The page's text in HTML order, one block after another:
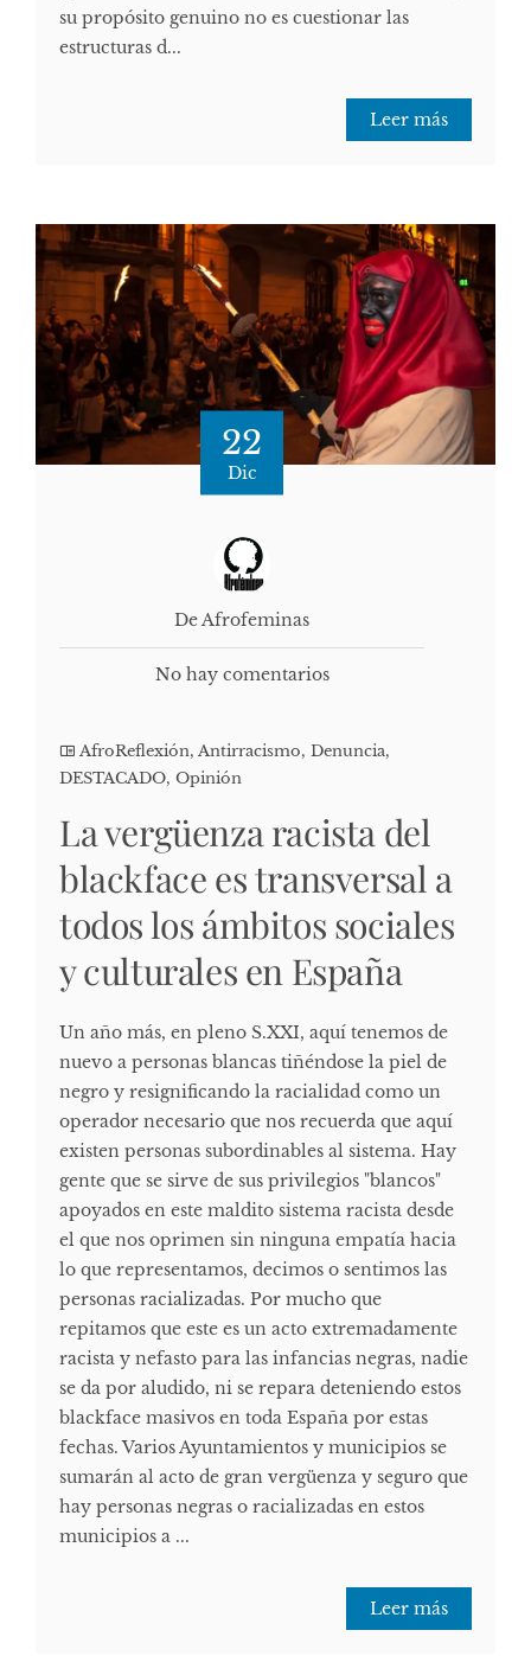
su propósito genuino no es cuestionar las
estructuras d...
Leer más
22
Dic
De Afrofeminas
No hay comentarios
AfroReflexión, Antirracismo, Denuncia,
DESTACADO, Opinión
La vergüenza racista del
blackface es transversal a
todos los ámbitos sociales
y culturales en España
Un año más, en pleno S.XXI, aquí tenemos de
nuevo a personas blancas tiñéndose la piel de
negro y resignificando la racialidad como un
operador necesario que nos recuerda que aquí
existen personas subordinables al sistema. Hay
gente que se sirve de sus privilegios "blancos"
apoyados en este maldito sistema racista desde
el que nos oprimen sin ninguna empatía hacia
lo que representamos, decimos o sentimos las
personas racializadas. Por mucho que
repitamos que este es un acto extremadamente
racista y nefasto para las infancias negras, nadie
se da por aludido, ni se repara deteniendo estos
blackface masivos en toda España por estas
fechas. Varios Ayuntamientos y municipios se
sumarán al acto de gran vergüenza y seguro que
hay personas negras o racializadas en estos
municipios a ...
Leer más